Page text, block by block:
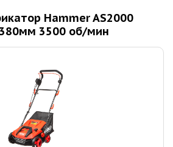
Hammer AS2000
3500 об/мин